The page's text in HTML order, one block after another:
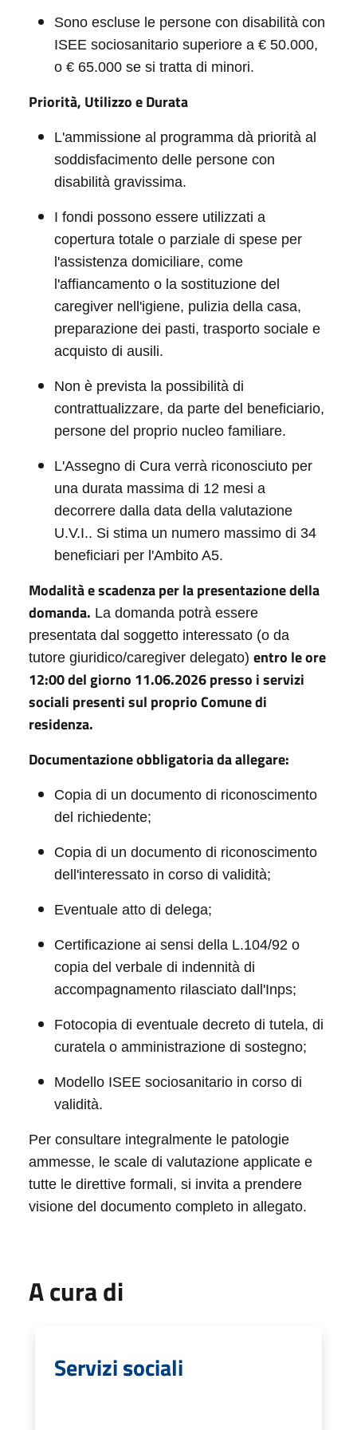
Sono escluse le persone con disabilità con
ISEE sociosanitario superiore a € 50.000,
o € 65.000 se si tratta di minori.
Priorità, Utilizzo e Durata
L'ammissione al programma dà priorità al
soddisfacimento delle persone con
disabilità gravissima.
I fondi possono essere utilizzati a
copertura totale o parziale di spese per
l'assistenza domiciliare, come
l'affiancamento o la sostituzione del
caregiver nell'igiene, pulizia della casa,
preparazione dei pasti, trasporto sociale e
acquisto di ausili.
Non è prevista la possibilità di
contrattualizzare, da parte del beneficiario,
persone del proprio nucleo familiare.
L'Assegno di Cura verrà riconosciuto per
una durata massima di 12 mesi a
decorrere dalla data della valutazione
U.V.I.. Si stima un numero massimo di 34
beneficiari per l'Ambito A5.
Modalità e scadenza per la presentazione della
domanda. La domanda potrà essere
presentata dal soggetto interessato (o da
tutore giuridico/caregiver delegato) entro le ore
12:00 del giorno 11.06.2026 presso i servizi
sociali presenti sul proprioComune di
residenza.
Documentazione obbligatoria da allegare:
Copia di un documento di riconoscimento
del richiedente;
Copia di un documento di riconoscimento
dell'interessato in corso di validità;
Eventuale atto di delega;
Certificazione ai sensi della L.104/92 o
copia del verbale di indennità di
accompagnamento rilasciato dall'Inps;
Fotocopia di eventuale decreto di tutela, di
curatela o amministrazione di sostegno;
Modello ISEE sociosanitario in corso di
validità.
Per consultare integralmente le patologie
ammesse, le scale di valutazione applicate e
tutte le direttive formali, si invita a prendere
visione del documento completo in allegato.
A cura di
Servizi sociali